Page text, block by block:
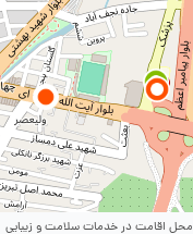
محل اقامت در خدمات سلامت و زیبایی